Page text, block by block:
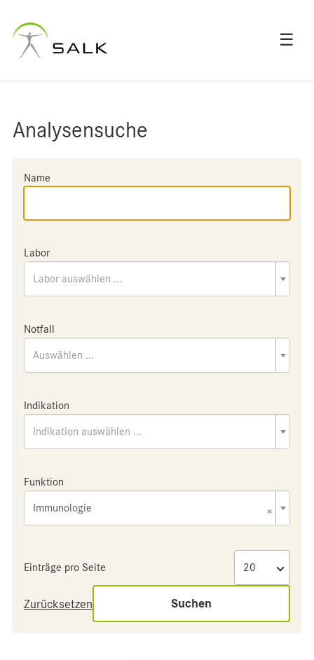
☰
Analysensuche
Name
Labor
Labor auswählen ...
Notfall
Auswählen ...
Indikation
Indikation auswählen ...
Funktion
×
Immunologie
Einträge pro Seite
Zurücksetzen Suchen